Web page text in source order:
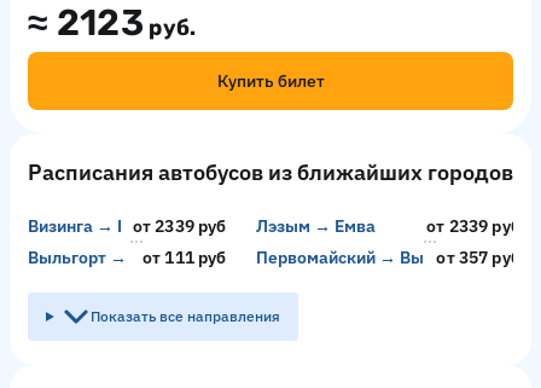
≈ 2123 руб.
Купить билет
Расписания автобусов из ближайших городов
Визинга → Емваот 2339 руб Лэзым → Емва
от 2339 руб
Выльгорт → Лэзымот 111 руб Первомайский → Выльгорт
от 357 руб
Показать все направления